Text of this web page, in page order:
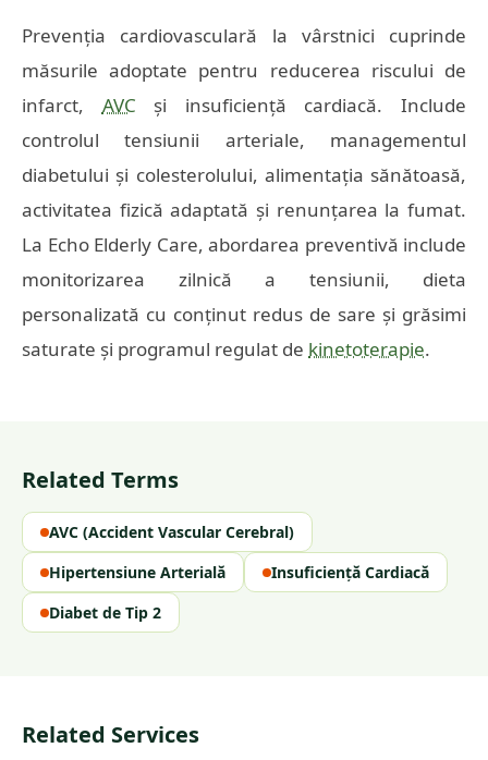
Prevenția cardiovasculară la vârstnici cuprinde
măsurile adoptate pentru reducerea riscului de
infarct, AVC și insuficiență cardiacă. Include
controlul tensiunii arteriale, managementul
diabetului și colesterolului, alimentația sănătoasă,
activitatea fizică adaptată și renunțarea la fumat.
La Echo Elderly Care, abordarea preventivă include
monitorizarea zilnică a tensiunii, dieta
personalizată cu conținut redus de sare și grăsimi
saturate și programul regulat de kinetoterapie.
Related Terms
AVC (Accident Vascular Cerebral)
Hipertensiune Arterială
Insuficiență Cardiacă
Diabet de Tip 2
Related Services